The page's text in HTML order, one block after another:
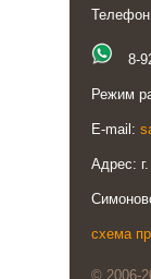
8-
Режим
E-mail:
Адрес:
схема
© 2006-